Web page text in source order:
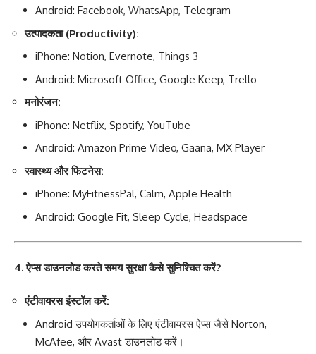
Android: Facebook, WhatsApp, Telegram
उत्पादकता (Productivity):
iPhone: Notion, Evernote, Things 3
Android: Microsoft Office, Google Keep, Trello
मनोरंजन:
iPhone: Netflix, Spotify, YouTube
Android: Amazon Prime Video, Gaana, MX Player
स्वास्थ्य और फिटनेस:
iPhone: MyFitnessPal, Calm, Apple Health
Android: Google Fit, Sleep Cycle, Headspace
4. ऐप्स डाउनलोड करते समय सुरक्षा कैसे सुनिश्चित करें?
एंटीवायरस इंस्टॉल करें:
Android उपयोगकर्ताओं के लिए एंटीवायरस ऐप्स जैसे Norton,
McAfee, और Avast डाउनलोड करें।